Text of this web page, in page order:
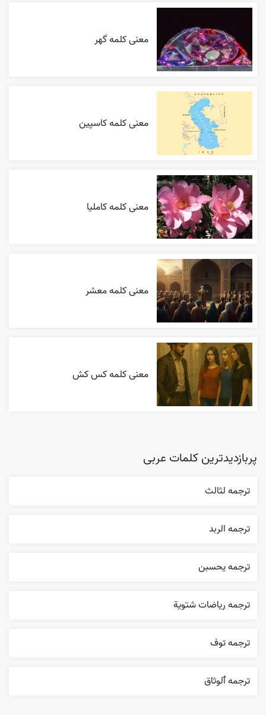
معنی کلمه گهر
معنی کلمه کاسپین
معنی کلمه کاملیا
معنی کلمه معشر
معنی کلمه کس کش
پربازدیدترین کلمات عربی
ترجمه لثالث
ترجمه الربد
ترجمه يحسبن
ترجمه رياضات شتوية
ترجمه توف
ترجمه ٱلوثاق